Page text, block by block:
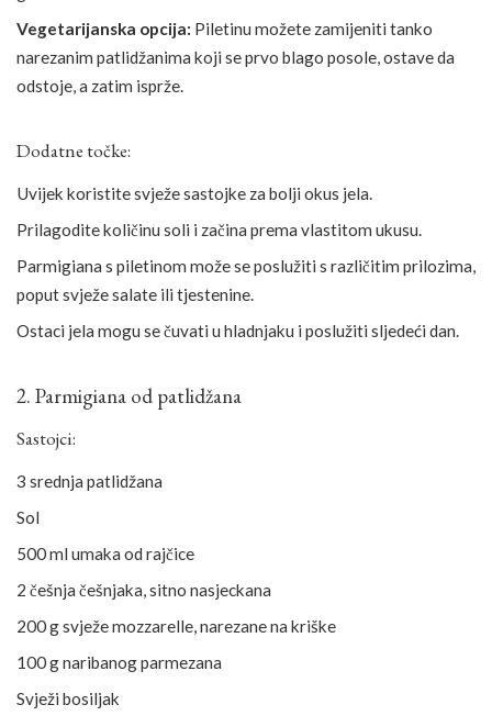
Vegetarijanska opcija: Piletinu možete zamijeniti tanko
narezanim patlidžanima koji se prvo blago posole, ostave da
odstoje, a zatim isprže.
Dodatne točke:
Uvijek koristite svježe sastojke za bolji okus jela.
Prilagodite količinu soli i začina prema vlastitom ukusu.
Parmigiana s piletinom može se poslužiti s različitim prilozima,
poput svježe salate ili tjestenine.
Ostaci jela mogu se čuvati u hladnjaku i poslužiti sljedeći dan.
2. Parmigiana od patlidžana
Sastojci:
3 srednja patlidžana
Sol
500 ml umaka od rajčice
2 češnja češnjaka, sitno nasjeckana
200 g svježe mozzarelle, narezane na kriške
100 g naribanog parmezana
Svježi bosiljak